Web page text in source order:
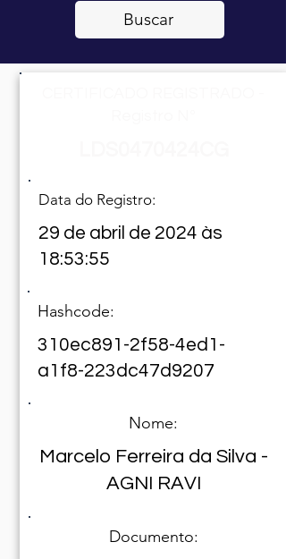
Buscar
Data do Registro:
29 de abril de 2024 às
18:53:55
Hashcode:
310ec891-2f58-4ed1-
a1f8-223dc47d9207
Nome:
Marcelo Ferreira da Silva -
AGNI RAVI
Documento: